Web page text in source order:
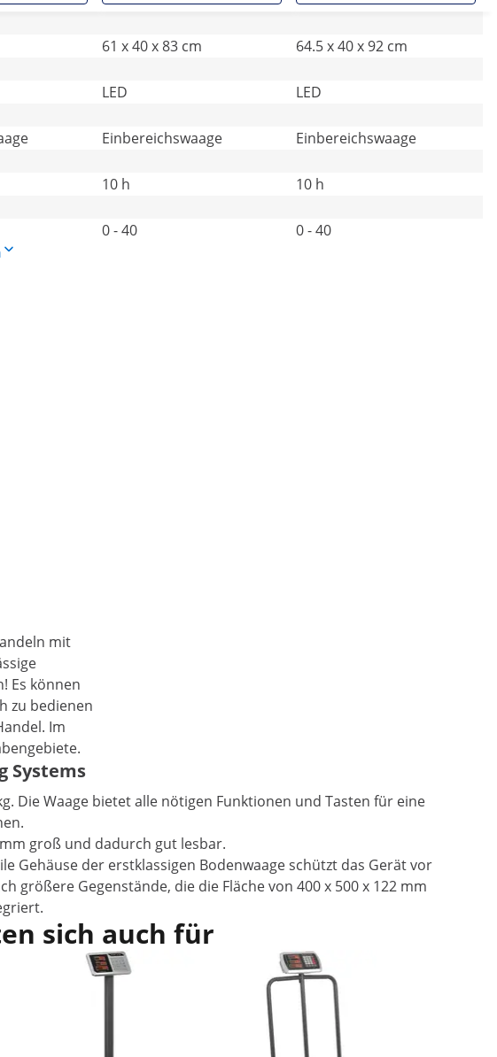
61 x 40 x 83 cm
64.5 x 40 x 92 cm
LED
LED
Einbereichswaage
Einbereichswaage
10 h
10 h
0 - 40
0 - 40
mit
Es können
zu bedienen
Im
Systems
Die Waage bietet alle nötigen Funktionen und Tasten für eine
groß und dadurch gut lesbar.
Gehäuse der erstklassigen Bodenwaage schützt das Gerät vor
größere Gegenstände, die die Fläche von 400 x 500 x 122 mm
sich auch für